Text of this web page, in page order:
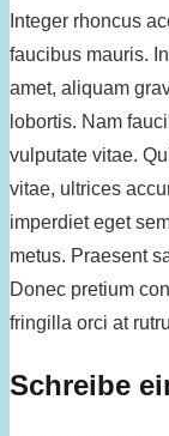
Integer rhoncus
faucibus mauris.
amet, aliquam
lobortis. Nam
vulputate vitae.
vitae, ultrices
imperdiet eget
metus. Praesent
Donec pretium
fringilla orci at
Schreibe